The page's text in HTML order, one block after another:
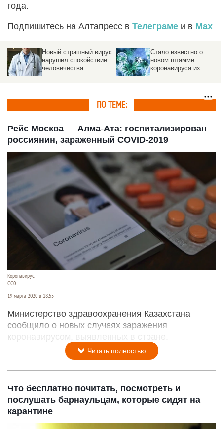
года.
Подпишитесь на Алтапресс в Телеграме и в Max
Новый страшный вирус
нарушил спокойствие
человечества
Стало известно о
новом штамме
коронавируса из
ПО ТЕМЕ:
Рейс Москва — Алма-Ата: госпитализирован
россиянин, зараженный COVID-2019
Коронавирус.
CC0
19 марта 2020 в 18:55
Министерство здравоохранения Казахстана
сообщило о новых случаях заражения
коронавирусом, выявленных в стране.
Читать полностью
Что бесплатно почитать, посмотреть и
послушать барнаульцам, которые сидят на
карантине